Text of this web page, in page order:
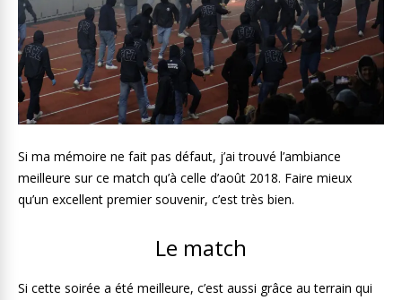
Si ma mémoire ne fait pas défaut, j’ai trouvé l’ambiance
meilleure sur ce match qu’à celle d’août 2018. Faire mieux
qu’un excellent premier souvenir, c’est très bien.
Le match
Si cette soirée a été meilleure, c’est aussi grâce au terrain qui